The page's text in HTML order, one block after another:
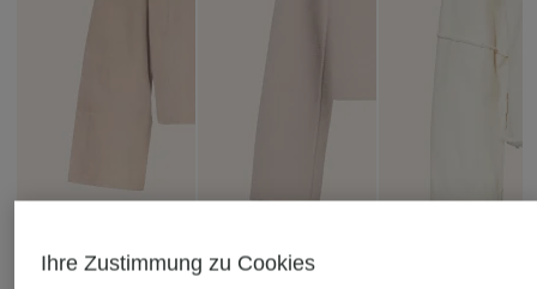
Ihre Zustimmung zu Cookies